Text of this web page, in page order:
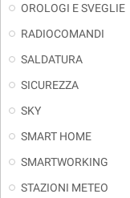
OROLOGI E SVEGLIE
RADIOCOMANDI
SALDATURA
SICUREZZA
SKY
SMART HOME
SMARTWORKING
STAZIONI METEO